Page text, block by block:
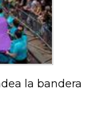
la bandera